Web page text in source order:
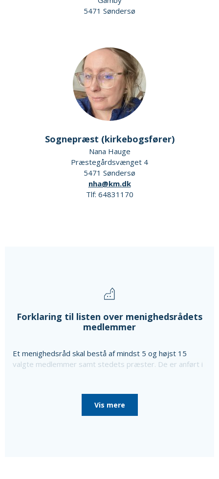
5471 Søndersø
Sognepræst (kirkebogsfører)
Nana Hauge
Præstegårdsvænget 4
5471 Søndersø
nha@km.dk
Tlf: 64831170
Forklaring til listen over menighedsrådets
medlemmer
Et menighedsråd skal bestå af mindst 5 og højst 15
valgte medlemmer samt stedets præster. De er anført i
menighedsrådet konstituerede sig, til særlige poster
som bl.a. kirkeværge og regnskabsfører.
Disse personer er i så fald nævnt efter de valgte
Vis mere